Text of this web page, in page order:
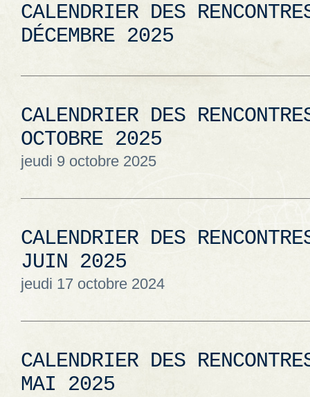
CALENDRIER DES
DÉCEMBRE 2025
CALENDRIER DES
OCTOBRE 2025
jeudi 9 octobre 2025
CALENDRIER DES
JUIN 2025
jeudi 17 octobre 2024
CALENDRIER DES
MAI 2025